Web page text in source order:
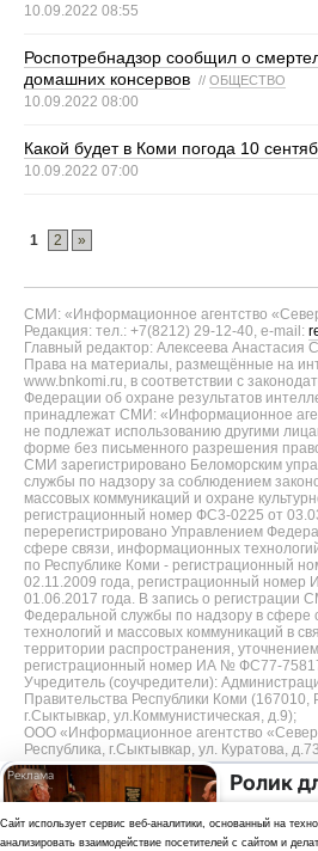
10.09.2022 08:55
Роспотребнадзор сообщил о
домашних консервов // ОБЩЕСТВО
10.09.2022 08:00
Какой будет в Коми погода 10
10.09.2022 07:00
1 2 »
СМИ: «Информационное агентство
Редакция: тел.: +7(8212) 29-12-40, e-mail:
Главный редактор: Алексеева Анастасия
Права на материалы, размещённые на
www.bnkomi.ru, в соответствии с
Федерации об охране результатов
принадлежат СМИ: «Информационное
не подлежат использованию другими
форме без письменного разрешения
СМИ зарегистрировано Беломорским
службы по надзору за соблюдением
массовых коммуникаций и охране
регистрационный номер ФС3-0225 от
перерегистрировано Управлением
сфере связи, информационных
по Республике Коми - регистрационный
02.11.2009 года, регистрационный
01.06.2017 года. В запись о регистрации
Федеральной службы по надзору в
технологий и массовых коммуникаций в
территории распространения,
регистрационный номер ИА № ФС77-
Учредитель (соучредители):
Правительства Республики Коми (167010,
г.Сыктывкар, ул.Коммунистическая, д.9);
ООО «Информационное агентство
Республика, г.Сыктывкар, ул. Куратова,
Разработка сайта — web-студияРолик
будете
Cайт использует сервис веб-аналитики, основанный на
анализировать взаимодействие посетителей с сайтом и